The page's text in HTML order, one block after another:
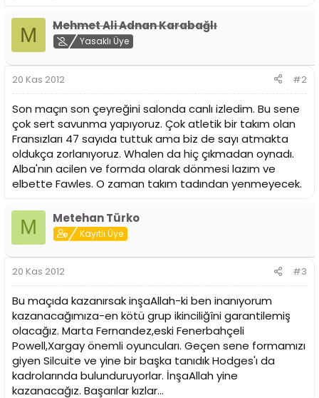
M Mehmet Ali Adnan Karabağlı
Yasaklı Üye
20 Kas 2012 #2
Son maçın son çeyreğini salonda canlı izledim. Bu sene
çok sert savunma yapıyoruz. Çok atletik bir takım olan
Fransızları 47 sayıda tuttuk ama biz de sayı atmakta
oldukça zorlanıyoruz. Whalen da hiç çıkmadan oynadı.
Alba'nın acilen ve formda olarak dönmesi lazım ve
elbette Fawles. O zaman takım tadından yenmeyecek.
M Metehan Türko
Kayıtlı Üye
20 Kas 2012 #3
Bu maçıda kazanırsak inşaAllah-ki ben inanıyorum
kazanacağımıza-en kötü grup ikinciliğîni garantilemiş
olacağız. Marta Fernandez,eski Fenerbahçeli
Powell,Xargay önemli oyuncuları. Geçen sene formamızı
giyen Silcuite ve yine bir başka tanıdık Hodges'ı da
kadrolarında bulunduruyorlar. İnşaAllah yine
kazanacağız. Başarılar kızlar...